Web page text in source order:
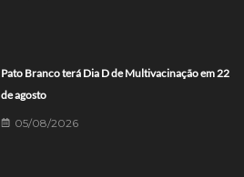
Pato Branco terá Dia D de Multivacinação em 22
de agosto
05/08/2026